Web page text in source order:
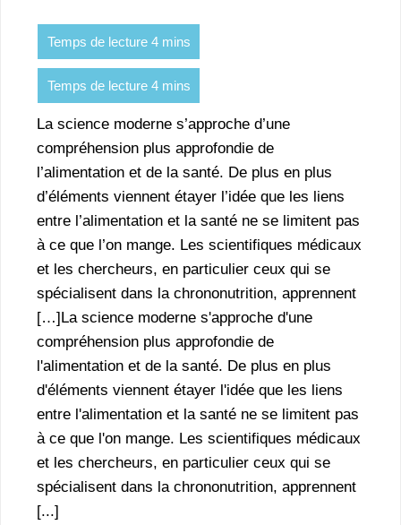
La science moderne s’approche d’une
compréhension plus approfondie de
l’alimentation et de la santé. De plus en plus
d’éléments viennent étayer l’idée que les liens
entre l’alimentation et la santé ne se limitent pas
à ce que l’on mange. Les scientifiques médicaux
et les chercheurs, en particulier ceux qui se
spécialisent dans la chrononutrition, apprennent
[…]La science moderne s'approche d'une
compréhension plus approfondie de
l'alimentation et de la santé. De plus en plus
d'éléments viennent étayer l'idée que les liens
entre l'alimentation et la santé ne se limitent pas
à ce que l'on mange. Les scientifiques médicaux
et les chercheurs, en particulier ceux qui se
spécialisent dans la chrononutrition, apprennent
[...]